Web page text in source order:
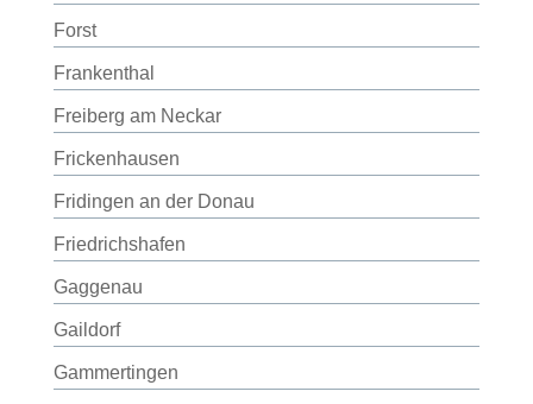
Forst
Frankenthal
Freiberg am Neckar
Frickenhausen
Fridingen an der Donau
Friedrichshafen
Gaggenau
Gaildorf
Gammertingen